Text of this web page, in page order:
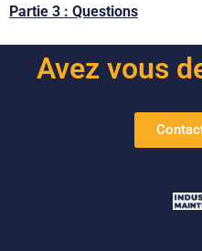
Partie 3 : Questions
Avez vous